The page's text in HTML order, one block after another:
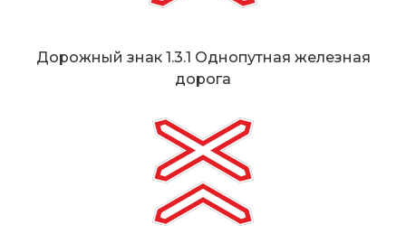
Дорожный знак 1.3.1 Однопутная железная
дорога